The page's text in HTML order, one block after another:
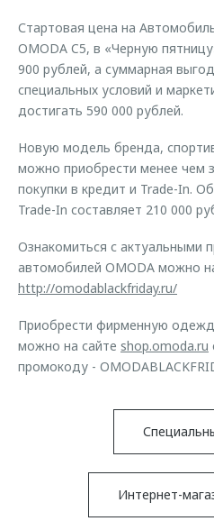
Стартовая цена на
OMODA C5, в «Черную
900 рублей, а суммарная
специальных условий и
достигать 590 000 рублей.
Новую модель бренда,
можно приобрести менее чем
покупки в кредит и Trade-In.
Trade-In составляет 210 000
Ознакомиться с актуальными
автомобилей OMODA можно
http://omodablackfriday.ru/
Приобрести фирменную
можно на сайте shop.omoda.ru
промокоду -
Интернет-